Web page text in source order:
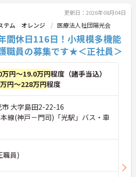
更新日：2026年08月04日
テム オレンジ 医療法人社団陽光会
間休日116日！小規模多機能
職員の募集です★＜正社員＞
万円～19.0万円程度（諸手当込）
円～228万円程度
市 大字島田2-22-16
線(神戸－門司)「光駅」バス・車
職員)